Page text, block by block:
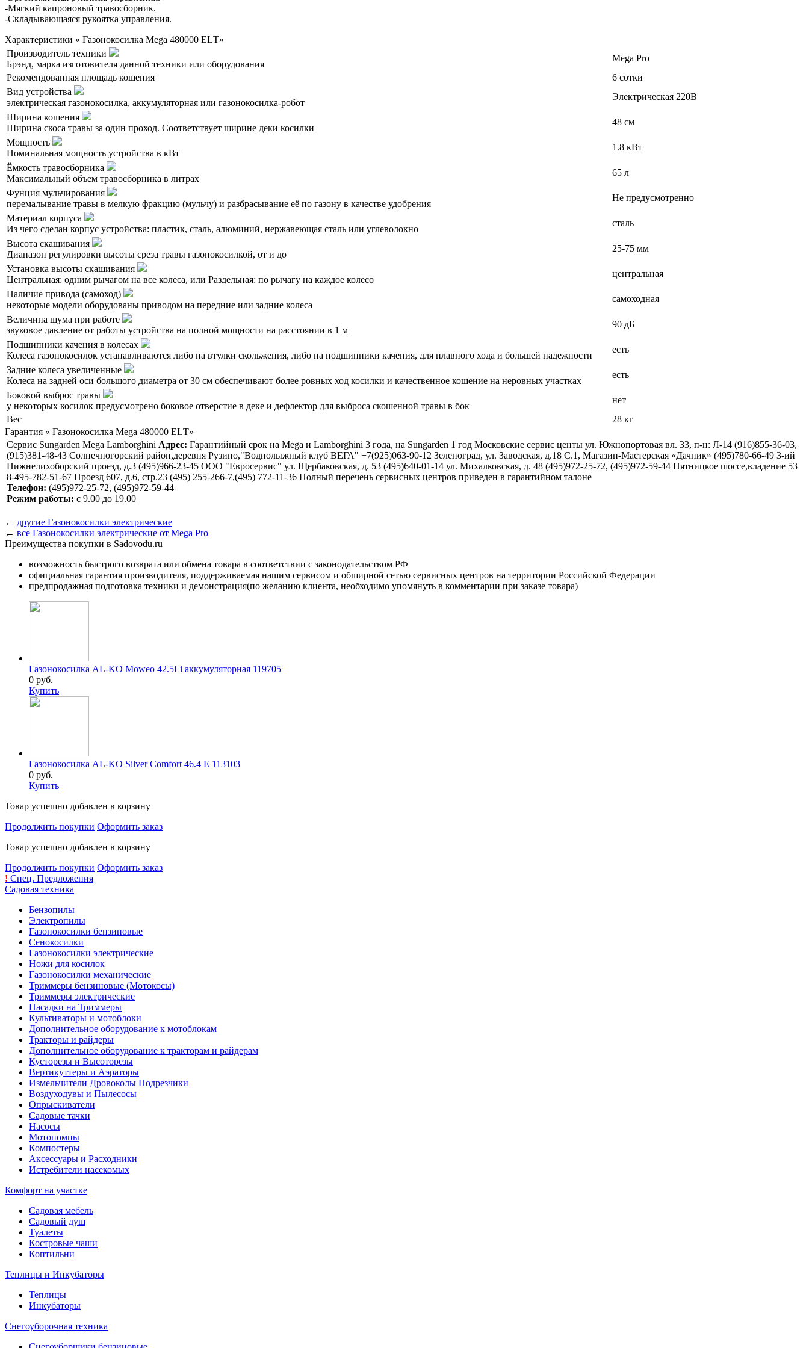
-Мягкий капроновый травосборник.
-Складывающаяся рукоятка управления.
Характеристики « Газонокосилка Mega 480000 ELТ»
Производитель техники
Брэнд, марка изготовителя данной техники или оборудования
Mega Pro
Рекомендованная площадь кошения
6 сотки
Вид устройства
электрическая газонокосилка, аккумуляторная или газонокосилка-робот
Электрическая 220В
Ширина кошения
Ширина скоса травы за один проход. Соответствует ширине деки косилки
48 см
Мощность
Номинальная мощность устройства в кВт
1.8 кВт
Ёмкость травосборника
Максимальный объем травосборника в литрах
65 л
Фунция мульчирования
перемалывание травы в мелкую фракцию (мульчу) и разбрасывание её по газону в качестве удобрения
Не предусмотренно
Материал корпуса
Из чего сделан корпус устройства: пластик, сталь, алюминий, нержавеющая сталь или углеволокно
сталь
Высота скашивания
Диапазон регулировки высоты среза травы газонокосилкой, от и до
25-75 мм
Установка высоты скашивания
Центральная: одним рычагом на все колеса, или Раздельная: по рычагу на каждое колесо
центральная
Наличие привода (самоход)
некоторые модели оборудованы приводом на передние или задние колеса
самоходная
Величина шума при работе
звуковое давление от работы устройства на полной мощности на расстоянии в 1 м
90 дБ
Подшипники качения в колесах
Колеса газонокосилок устанавливаются либо на втулки скольжения, либо на подшипники качения, для плавного хода и большей надежности
есть
Задние колеса увеличенные
Колеса на задней оси большого диаметра от 30 см обеспечивают более ровных ход косилки и качественное кошение на неровных участках
есть
Боковой выброс травы
у некоторых косилок предусмотрено боковое отверстие в деке и дефлектор для выброса скошенной травы в бок
нет
Вес
28 кг
Гарантия « Газонокосилка Mega 480000 ELТ»
Сервис Sungarden Mega Lamborghini Адрес: Гарантийный срок на Mega и Lamborghini 3 года, на Sungarden 1 год Московские сервис центы ул. Южнопортовая вл. 33, п-н: Л-14 (916)855-36-03,
(915)381-48-43 Солнечногорский район,деревня Рузино,"Воднолыжный клуб ВЕГА" +7(925)063-90-12 Зеленоград, ул. Заводская, д.18 С.1, Магазин-Мастерская «Дачник» (495)780-66-49 3-ий
Нижнелихоборский проезд, д.3 (495)966-23-45 ООО "Евросервис" ул. Щербаковская, д. 53 (495)640-01-14 ул. Михалковская, д. 48 (495)972-25-72, (495)972-59-44 Пятницкое шоссе,владение 53
8-495-782-51-67 Проезд 607, д.6, стр.23 (495) 255-266-7,(495) 772-11-36 Полный перечень сервисных центров приведен в гарантийном талоне
Телефон: (495)972-25-72, (495)972-59-44
Режим работы: с 9.00 до 19.00
← другие Газонокосилки электрические
← все Газонокосилки электрические от Mega Pro
Преимущества покупки в Sadovodu.ru
возможность быстрого возврата или обмена товара в соответствии с законодательством РФ
официальная гарантия производителя, поддерживаемая нашим сервисом и обширной сетью сервисных центров на территории Российской Федерации
предпродажная подготовка техники и демонстрация(по желанию клиента, необходимо упомянуть в комментарии при заказе товара)
Газонокосилка AL-KO Moweo 42.5Li аккумуляторная 119705
0 руб.
Купить
Газонокосилка AL-KO Silver Comfort 46.4 E 113103
0 руб.
Купить
Товар успешно добавлен в корзину
Продолжить покупки Оформить заказ
Товар успешно добавлен в корзину
Продолжить покупки Оформить заказ
! Спец. Предложения
Садовая техника
Бензопилы
Электропилы
Газонокосилки бензиновые
Сенокосилки
Газонокосилки электрические
Ножи для косилок
Газонокосилки механические
Триммеры бензиновые (Мотокосы)
Триммеры электрические
Насадки на Триммеры
Культиваторы и мотоблоки
Дополнительное оборудование к мотоблокам
Тракторы и райдеры
Дополнительное оборудование к тракторам и райдерам
Кусторезы и Высоторезы
Вертикуттеры и Аэраторы
Измельчители Дровоколы Подрезчики
Воздуходувы и Пылесосы
Опрыскиватели
Садовые тачки
Насосы
Мотопомпы
Компостеры
Аксессуары и Расходники
Истребители насекомых
Комфорт на участке
Садовая мебель
Садовый душ
Туалеты
Костровые чаши
Коптильни
Теплицы и Инкубаторы
Теплицы
Инкубаторы
Снегоуборочная техника